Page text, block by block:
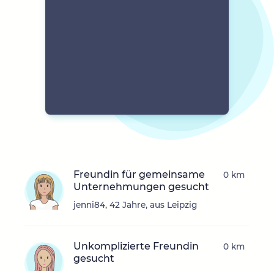
Freundin für gemeinsame
Unternehmungen gesucht
jenni84, 42 Jahre, aus Leipzig
0 km
Unkomplizierte Freundin
gesucht
0 km